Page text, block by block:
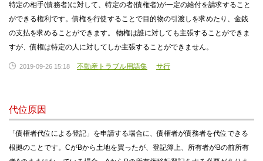
特定の相手(債務者)に対して、特定の者(債権者)が一定の給付を請求すること
ができる権利です。債権を行使することで目的物の引渡しを求めたり、金銭
の支払を求めることができます。 物権は誰に対しても主張することができま
すが、債権は特定の人に対してしか主張することができません。
2019-09-26 15:18 不動産トラブル用語集 サ行
代位原因
「債権者代位による登記」を申請する場合に、債権者が債務者を代位できる
根拠のことです。CがBから土地を買ったが、登記簿上、所有者がBの前所有